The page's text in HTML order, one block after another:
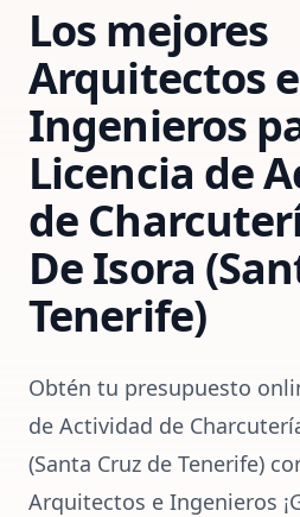
Los mejores
Arquitectos e
Ingenieros
Licencia de
de
De Isora
Tenerife)
Obtén tu presupuesto
de Actividad de
(Santa Cruz de Tenerife)
Arquitectos e Ingenieros